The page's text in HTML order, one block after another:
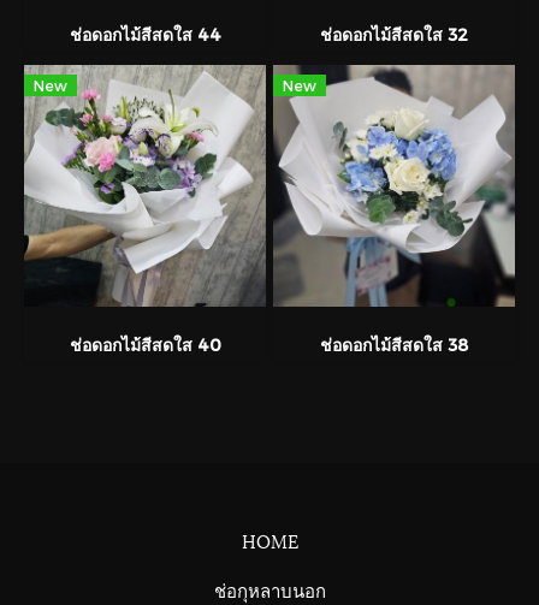
ช่อดอกไม้สีสดใส 44 ช่อดอกไม้สีสดใส 32
New
ช่อดอกไม้สีสดใส 40
New
ช่อดอกไม้สีสดใส 38
HOME
ช่อกุหลาบนอก